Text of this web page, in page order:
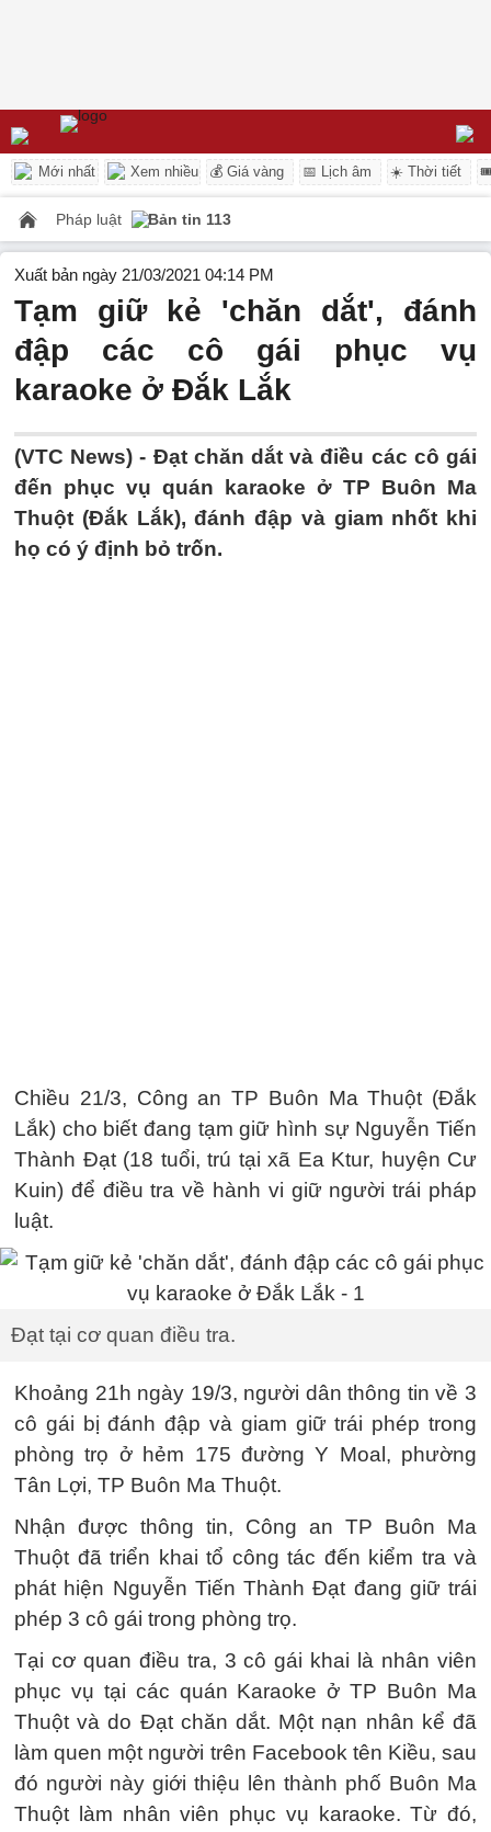
Mới nhất Xem nhiều 💰 Giá vàng 📅 Lịch âm ☀️ Thời tiết
Pháp luật Bản tin 113
Xuất bản ngày 21/03/2021 04:14 PM
Tạm giữ kẻ 'chăn dắt', đánh
đập các cô gái phục vụ
karaoke ở Đắk Lắk
(VTC News) - Đạt chăn dắt và điều các cô gái
đến phục vụ quán karaoke ở TP Buôn Ma
Thuột (Đắk Lắk), đánh đập và giam nhốt khi
họ có ý định bỏ trốn.
Chiều 21/3, Công an TP Buôn Ma Thuột (Đắk
Lắk) cho biết đang tạm giữ hình sự Nguyễn Tiến
Thành Đạt (18 tuổi, trú tại xã Ea Ktur, huyện Cư
Kuin) để điều tra về hành vi giữ người trái pháp
luật.
Đạt tại cơ quan điều tra.
Khoảng 21h ngày 19/3, người dân thông tin về 3
cô gái bị đánh đập và giam giữ trái phép trong
phòng trọ ở hẻm 175 đường Y Moal, phường
Tân Lợi, TP Buôn Ma Thuột.
Nhận được thông tin, Công an TP Buôn Ma
Thuột đã triển khai tổ công tác đến kiểm tra và
phát hiện Nguyễn Tiến Thành Đạt đang giữ trái
phép 3 cô gái trong phòng trọ.
Tại cơ quan điều tra, 3 cô gái khai là nhân viên
phục vụ tại các quán Karaoke ở TP Buôn Ma
Thuột và do Đạt chăn dắt. Một nạn nhân kể đã
làm quen một người trên Facebook tên Kiều, sau
đó người này giới thiệu lên thành phố Buôn Ma
Thuột làm nhân viên phục vụ karaoke. Từ đó,